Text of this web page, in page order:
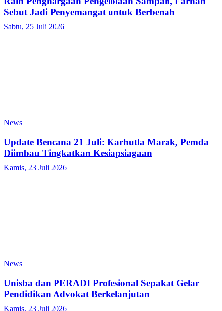
Sebut Jadi Penyemangat untuk Berbenah
Sabtu, 25 Juli 2026
News
Update Bencana 21 Juli: Karhutla Marak, Pemda
Diimbau Tingkatkan Kesiapsiagaan
Kamis, 23 Juli 2026
News
Unisba dan PERADI Profesional Sepakat Gelar
Pendidikan Advokat Berkelanjutan
Kamis, 23 Juli 2026